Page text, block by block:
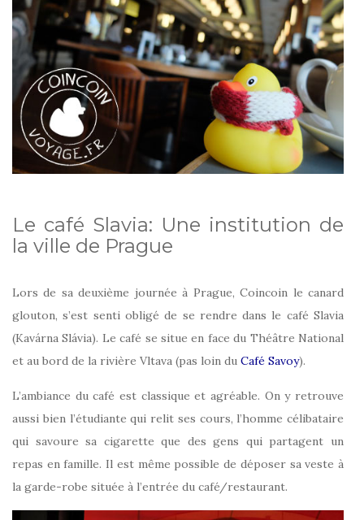
Le café Slavia: Une institution de
la ville de Prague
Lors de sa deuxième journée à Prague, Coincoin le canard
glouton, s’est senti obligé de se rendre dans le café Slavia
(Kavárna Slávia). Le café se situe en face du Théâtre National
et au bord de la rivière Vltava (pas loin du Café Savoy).
L’ambiance du café est classique et agréable. On y retrouve
aussi bien l’étudiante qui relit ses cours, l’homme célibataire
qui savoure sa cigarette que des gens qui partagent un
repas en famille. Il est même possible de déposer sa veste à
la garde-robe située à l’entrée du café/restaurant.